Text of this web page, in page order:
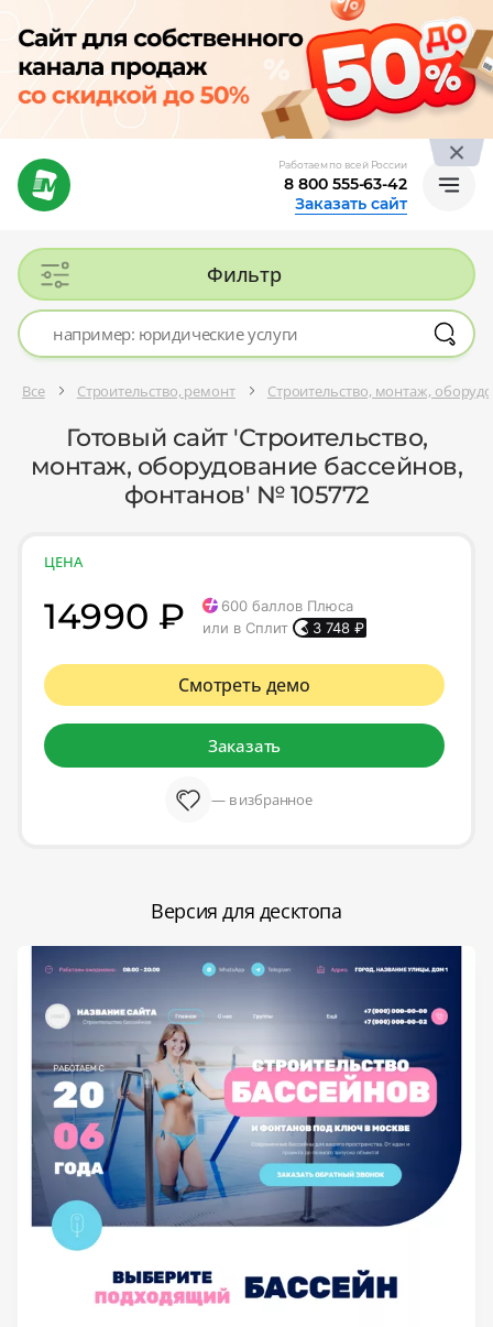
Работаем по всей России
8 800 555-63-42
Заказать сайт
Фильтр
Все Строительство, ремонт Строительство, монтаж,
Готовый сайт 'Строительство,
монтаж, оборудование бассейнов,
фонтанов' № 105772
ЦЕНА
14990 ₽ 600 баллов Плюса
или в Сплит
3 748 ₽
Смотреть демо
Заказать
— в избранное
Версия для десктопа